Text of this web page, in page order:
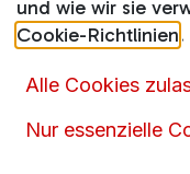
1.599,00€ inkl.
und wie wir sie
Cookie-Richtlinien.
Alle Cookies
Nur essenzielle